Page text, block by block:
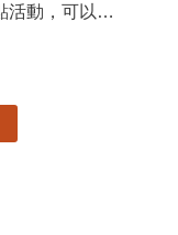
236處的據